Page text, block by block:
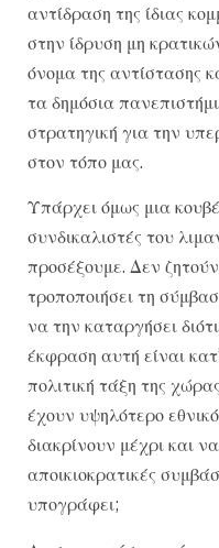
αντίδραση της ίδιας
στην ίδρυση μη
όνομα της αντίστασης
τα δημόσια
στρατηγική για την
στον τόπο μας.
Υπάρχει όμως μια
συνδικαλιστές του
προσέξουμε. Δεν
τροποποιήσει τη
να την καταργήσει
έκφραση αυτή είναι
πολιτική τάξη της
έχουν υψηλότερο
διακρίνουν μέχρι και
αποικιοκρατικές
υπογράφει;